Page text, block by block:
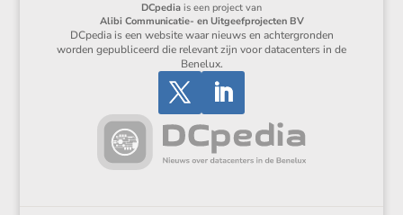
DCpedia is een project van
Alibi Communicatie- en Uitgeefprojecten BV
DCpedia is een website waar nieuws en achtergronden
worden gepubliceerd die relevant zijn voor datacenters in de
Benelux.